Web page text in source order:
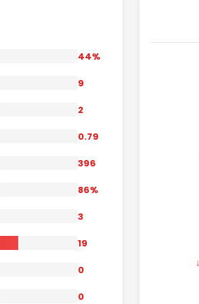
44%
9
2
0.79
396
86%
3
19
0
0
↓